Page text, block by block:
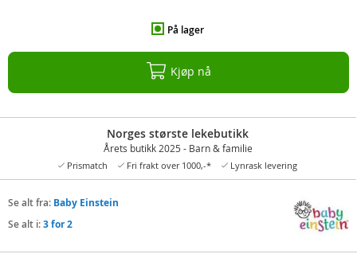
På lager
Kjøp nå
Norges største lekebutikk
Årets butikk 2025 - Barn & familie
Prismatch Fri frakt over 1000,-* Lynrask levering
Se alt fra: Baby Einstein
Se alt i:3 for 2